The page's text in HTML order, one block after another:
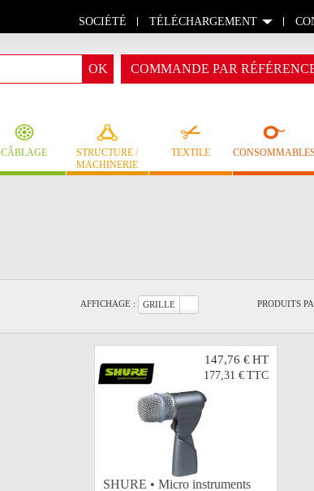
SOCIÉTÉ TÉLÉCHARGEMENT
COMMANDE PAR
CÂBLAGE
STRUCTURE /
MACHINERIE
TEXTILE CONSOMMABLES
AFFICHAGE : GRILLE PRODUITS
147,76 € HT
177,31 € TTC
SHURE • Micro instruments